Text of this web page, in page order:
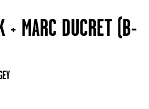
2.jpg
+ MARC DUCRET (B-